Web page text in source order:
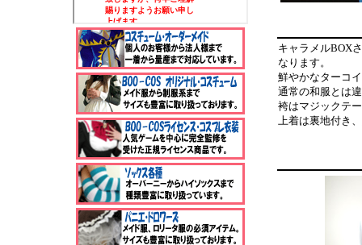
キャラメルBOX
なります。
鮮やかなターコ
通常の和服とは
袴はマジックテ
上着は裏地付き